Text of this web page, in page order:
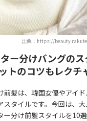
出典：https://
ター分けバングの
トのコツもレクチ
前髪は、韓国女優やアイ
スタイルです。今回は、
分け前髪スタイルを10